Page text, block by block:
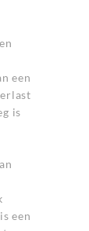
een
is
een